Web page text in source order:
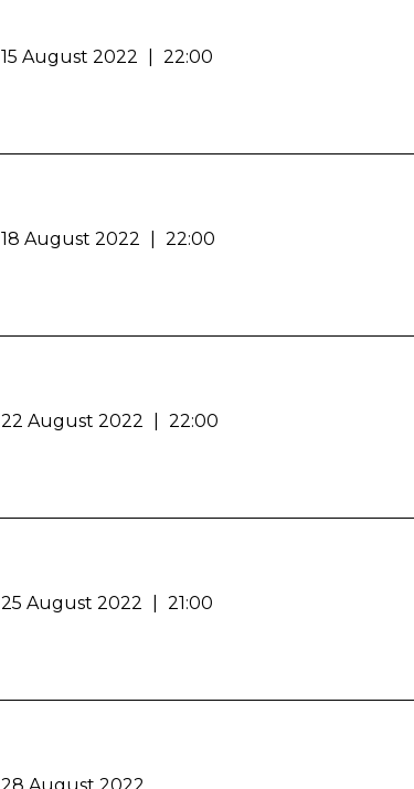
15 August 2022 22:00
18 August 2022 22:00
22 August 2022 22:00
25 August 2022 21:00